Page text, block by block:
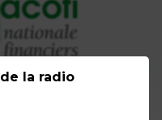
la radio